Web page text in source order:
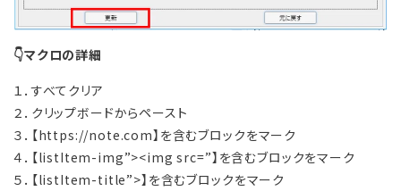
👇マクロの詳細
１．すべてクリア
２．クリップボードからペースト
３．【https://note.com】を含むブロックをマーク
４．【listItem-img”><img src=”】を含むブロックをマーク
５．【listItem-title”>】を含むブロックをマーク